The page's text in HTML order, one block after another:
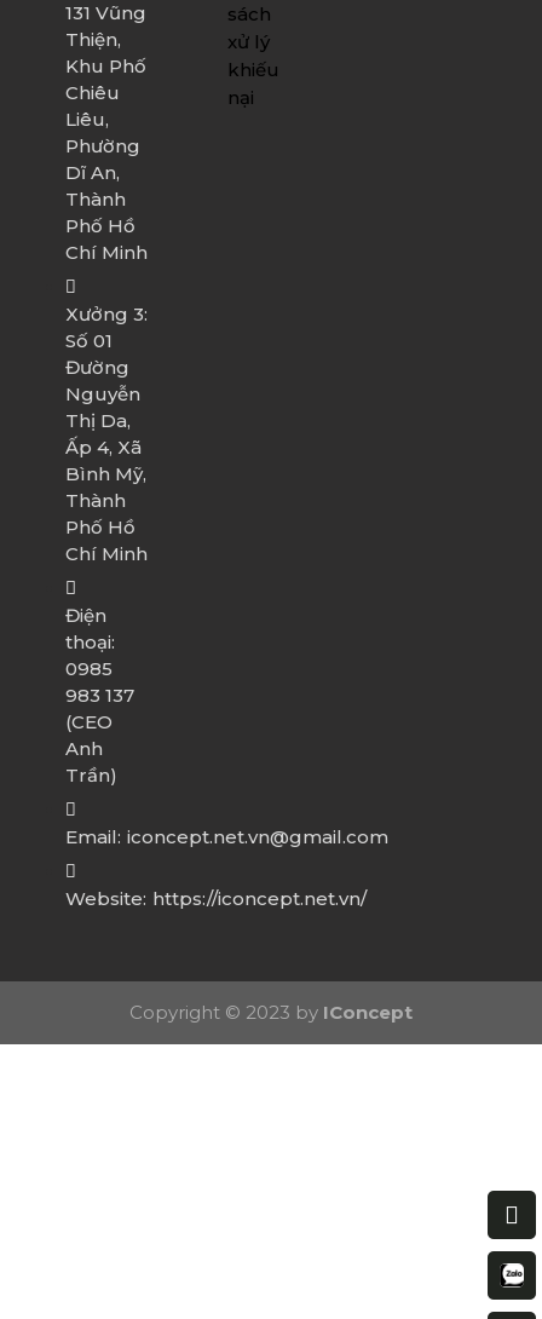
131 Vũng
Thiện,
Khu Phố
Chiêu
Liêu,
Phường
Dĩ An,
Thành
Phố Hồ
Chí Minh
Xưởng 3:
Số 01
Đường
Nguyễn
Thị Da,
Ấp 4, Xã
Bình Mỹ,
Thành
Phố Hồ
Chí Minh
Điện
thoại:
0985
983 137
(CEO
Anh
Trần)
Email: iconcept.net.vn@gmail.com
Website: https://iconcept.net.vn/
sách
xử lý
khiếu
nại
Copyright © 2023 by IConcept